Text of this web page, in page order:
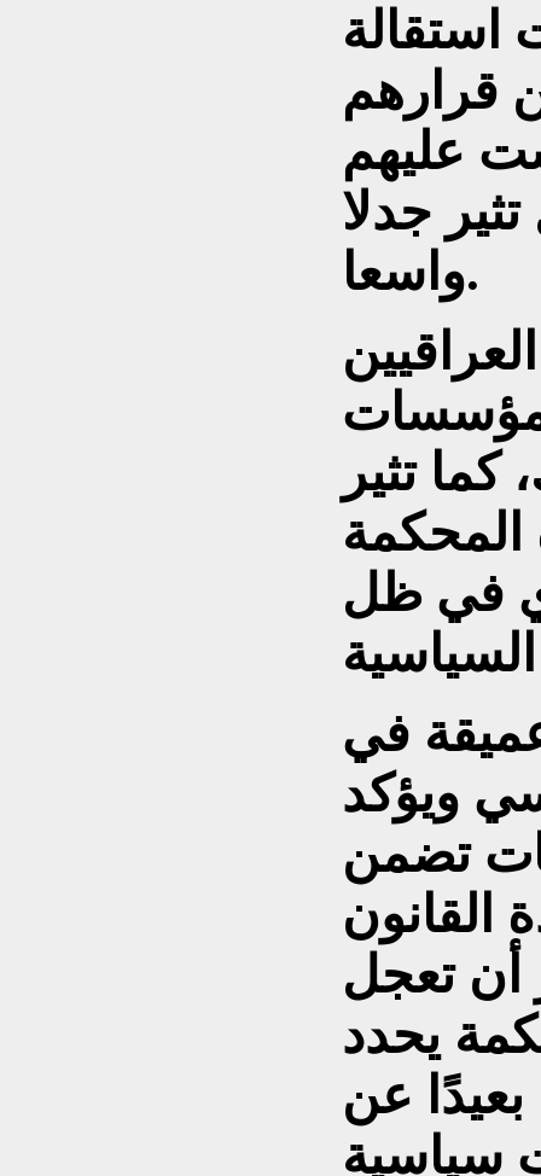
قرارهم
عليهم
جدلا
واسعا.
تثير
في ظل
في
ويؤكد
تضمن
القانون
أن تعجل
يحدد
عن